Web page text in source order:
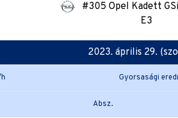
#305 Opel Kadett
E3
2023. április 29.
Gyorsasági
Absz.